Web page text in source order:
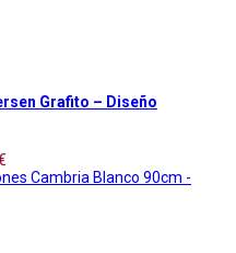
Grafito – Diseño